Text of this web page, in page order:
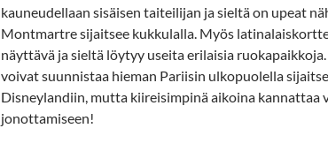
kauneudellaan sisäisen taiteilijan ja sieltä on upeat
Montmartre sijaitsee kukkulalla. Myös
näyttävä ja sieltä löytyy useita erilaisia
voivat suunnistaa hieman Pariisin ulkopuolella
Disneylandiin, mutta kiireisimpinä aikoina kannattaa
jonottamiseen!